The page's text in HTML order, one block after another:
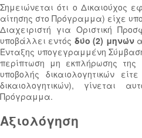
Σημειώνεται ότι ο Δικαιούχος
αίτησης στο Πρόγραμμα) είχε
Διαχειριστή για Οριστική
υποβάλλει εντός δύο (2) μηνών
Ένταξης υπογεγραμμένη
περίπτωση μη εκπλήρωσης
υποβολής δικαιολογητικών
δικαιολογητικών), γίνεται
Πρόγραμμα.
Αξιολόγηση